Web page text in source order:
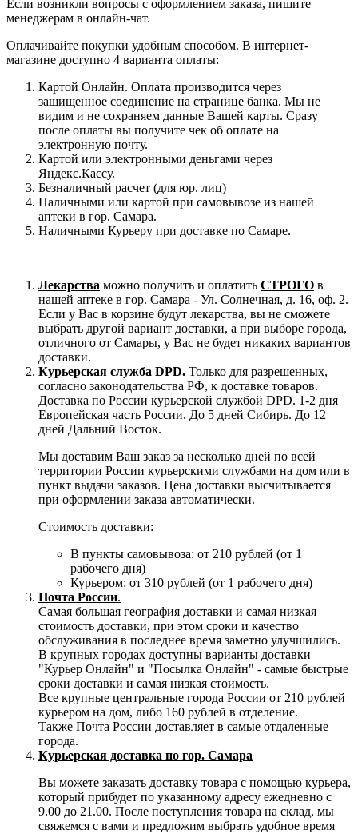
Если возникли вопросы с оформлением заказа, пишите
менеджерам в онлайн-чат.
Оплачивайте покупки удобным способом. В интернет-
магазине доступно 4 варианта оплаты:
Картой Онлайн. Оплата производится через
защищенное соединение на странице банка. Мы не
видим и не сохраняем данные Вашей карты. Сразу
после оплаты вы получите чек об оплате на
электронную почту.
Картой или электронными деньгами через
Яндекс.Кассу.
Безналичный расчет (для юр. лиц)
Наличными или картой при самовывозе из нашей
аптеки в гор. Самара.
Наличными Курьеру при доставке по Самаре.
Лекарства можно получить и оплатить СТРОГО в
нашей аптеке в гор. Самара - Ул. Солнечная, д. 16, оф. 2.
Если у Вас в корзине будут лекарства, вы не сможете
выбрать другой вариант доставки, а при выборе города,
отличного от Самары, у Вас не будет никаких вариантов
доставки.
Курьерская служба DPD. Только для разрешенных,
согласно законодательства РФ, к доставке товаров.
Доставка по России курьерской службой DPD. 1-2 дня
Европейская часть России. До 5 дней Сибирь. До 12
дней Дальний Восток.
Мы доставим Ваш заказ за несколько дней по всей
территории России курьерскими службами на дом или в
пункт выдачи заказов. Цена доставки высчитывается
при оформлении заказа автоматически.
Стоимость доставки:
В пункты самовывоза: от 210 рублей (от 1
рабочего дня)
Курьером: от 310 рублей (от 1 рабочего дня)
Почта России.
Самая большая география доставки и самая низкая
стоимость доставки, при этом сроки и качество
обслуживания в последнее время заметно улучшились.
В крупных городах доступны варианты доставки
"Курьер Онлайн" и "Посылка Онлайн" - самые быстрые
сроки доставки и самая низкая стоимость.
Все крупные центральные города России от 210 рублей
курьером на дом, либо 160 рублей в отделение.
Также Почта России доставляет в самые отдаленные
города.
Курьерская доставка по гор. Самара
Вы можете заказать доставку товара с помощью курьера,
который прибудет по указанному адресу ежедневно с
9.00 до 21.00. После поступления товара на склад, мы
свяжемся с вами и предложим выбрать удобное время